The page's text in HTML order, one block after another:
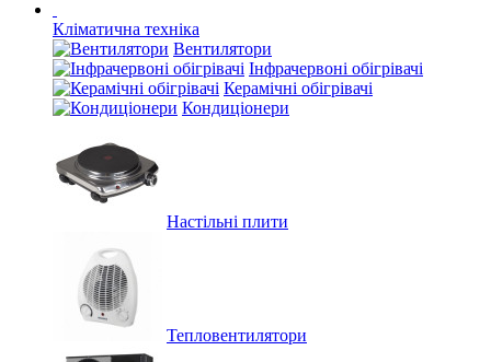
Кліматична техніка
Вентилятори
Інфрачервоні обігрівачі
Керамічні обігрівачі
Кондиціонери
Настільні плити
Тепловентилятори